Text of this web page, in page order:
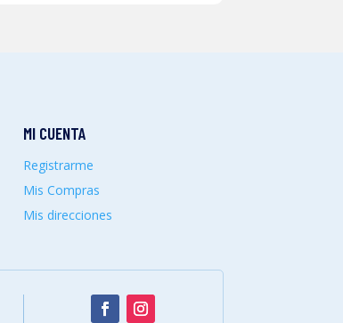
MI CUENTA
Registrarme
Mis Compras
Mis direcciones